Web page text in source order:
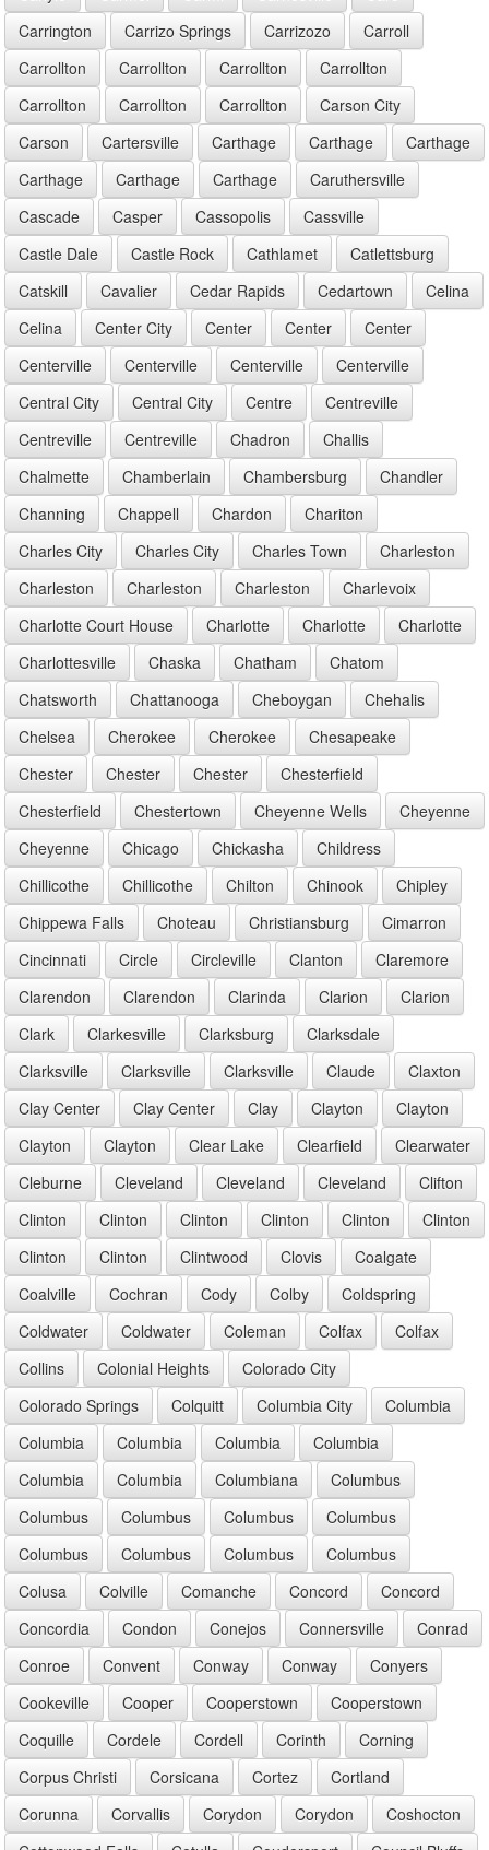
Carrington
Carrizo Springs Carrizozo
Carroll
Carrollton
Carrollton Carrollton
Carrollton
Carrollton
Carrollton Carrollton
Carson City
Carson
Cartersville Carthage Carthage
Carthage
Carthage
Carthage Carthage
Caruthersville
Cascade
Casper Cassopolis
Cassville
Castle Dale
Castle Rock Cathlamet
Catlettsburg
Catskill
Cavalier Cedar Rapids Cedartown
Celina
Celina
Center City Center Center
Center
Centerville
Centerville Centerville
Centerville
Central City
Central City Centre
Centreville
Centreville
Centreville Chadron
Challis
Chalmette
Chamberlain Chambersburg
Chandler
Channing
Chappell Chardon
Chariton
Charles City
Charles City Charles Town
Charleston
Charleston
Charleston Charleston
Charlevoix
Charlotte Court House
Charlotte Charlotte
Charlotte
Charlottesville
Chaska Chatham
Chatom
Chatsworth
Chattanooga Cheboygan
Chehalis
Chelsea
Cherokee Cherokee
Chesapeake
Chester
Chester Chester
Chesterfield
Chesterfield
Chestertown Cheyenne Wells
Cheyenne
Cheyenne
Chicago Chickasha
Childress
Chillicothe
Chillicothe Chilton Chinook
Chipley
Chippewa Falls
Choteau Christiansburg
Cimarron
Cincinnati
Circle Circleville Clanton
Claremore
Clarendon
Clarendon Clarinda Clarion
Clarion
Clark
Clarkesville Clarksburg
Clarksdale
Clarksville
Clarksville Clarksville Claude
Claxton
Clay Center
Clay Center Clay Clayton
Clayton
Clayton
Clayton Clear Lake Clearfield
Clearwater
Cleburne
Cleveland Cleveland Cleveland
Clifton
Clinton
Clinton Clinton Clinton Clinton
Clinton
Clinton
Clinton Clintwood Clovis
Coalgate
Coalville
Cochran Cody Colby
Coldspring
Coldwater
Coldwater Coleman Colfax
Colfax
Collins
Colonial Heights
Colorado City
Colorado Springs
Colquitt Columbia City
Columbia
Columbia
Columbia Columbia
Columbia
Columbia
Columbia Columbiana
Columbus
Columbus
Columbus Columbus
Columbus
Columbus
Columbus Columbus
Columbus
Colusa
Colville Comanche Concord
Concord
Concordia
Condon Conejos Connersville
Conrad
Conroe
Convent Conway Conway
Conyers
Cookeville
Cooper Cooperstown
Cooperstown
Coquille
Cordele Cordell Corinth
Corning
Corpus Christi
Corsicana Cortez
Cortland
Corunna
Corvallis Corydon Corydon
Coshocton